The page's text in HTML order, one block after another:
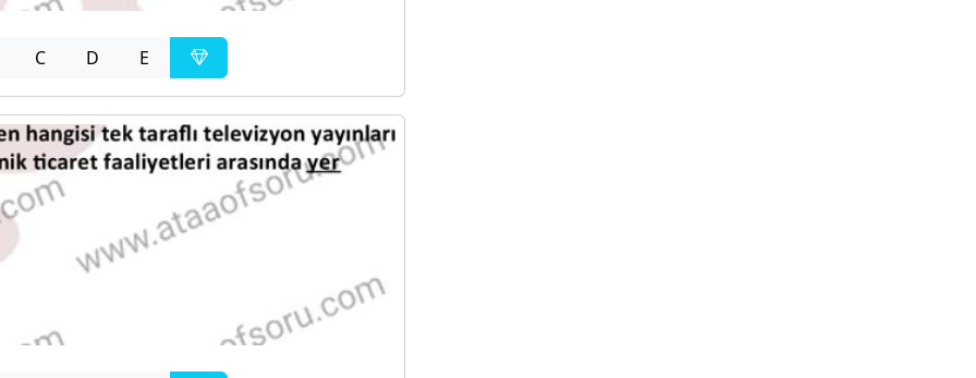
C D E